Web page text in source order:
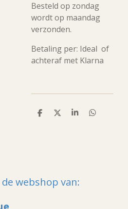
Besteld op zondag
wordt op maandag
verzonden.
Betaling per: Ideal of
achteraf met Klarna
D
D
S
D
webshop van: